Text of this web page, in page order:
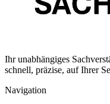
Ihr unabhängiges
schnell, präzise, auf Ihrer
Navigation